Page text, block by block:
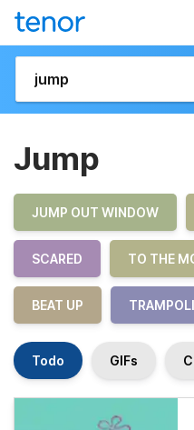
Jump
JUMP OUT WINDOW
SCARED TO THE
BEAT UP
Todo GIFs